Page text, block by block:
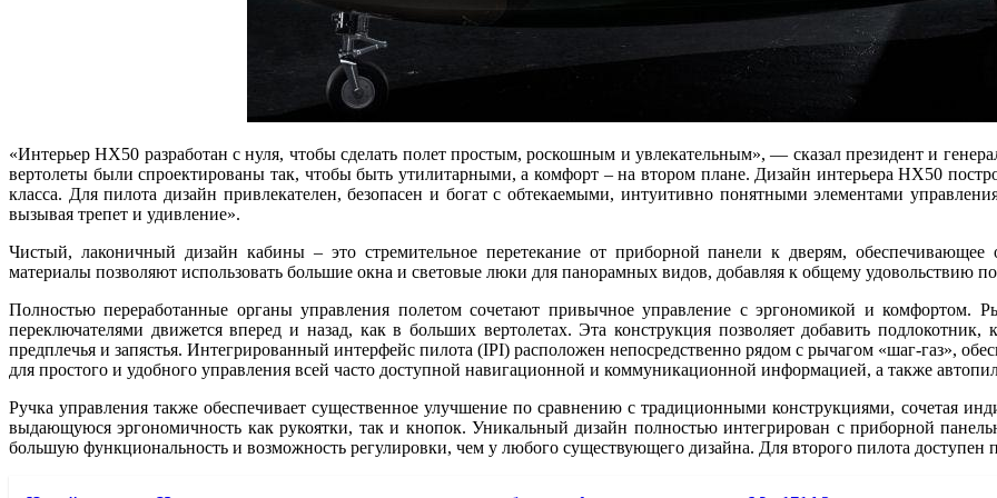
«Интерьер HX50 разработан с нуля, чтобы сделать полет простым, роскошным и увлекательным», — сказал президент и
вертолеты были спроектированы так, чтобы быть утилитарными, а комфорт – на втором плане. Дизайн интерьера HX50
класса. Для пилота дизайн привлекателен, безопасен и богат с обтекаемыми, интуитивно понятными элементами
вызывая трепет и удивление».
Чистый, лаконичный дизайн кабины – это стремительное перетекание от приборной панели к дверям,
материалы позволяют использовать большие окна и световые люки для панорамных видов, добавляя к общему удовольствию
Полностью переработанные органы управления полетом сочетают привычное управление с эргономикой и комфортом.
переключателями движется вперед и назад, как в больших вертолетах. Эта конструкция позволяет добавить
предплечья и запястья. Интегрированный интерфейс пилота (IPI) расположен непосредственно рядом с рычагом «шаг-газ»,
для простого и удобного управления всей часто доступной навигационной и коммуникационной информацией, а также
Ручка управления также обеспечивает существенное улучшение по сравнению с традиционными конструкциями, сочетая
выдающуюся эргономичность как рукоятки, так и кнопок. Уникальный дизайн полностью интегрирован с приборной
большую функциональность и возможность регулировки, чем у любого существующего дизайна. Для второго пилота доступен